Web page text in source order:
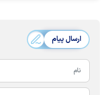
ارسال پیام